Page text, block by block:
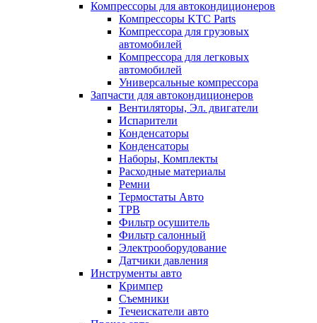
Компрессоры для автокондиционеров
Компрессоры KTC Parts
Компрессора для грузовых
автомобилей
Компрессора для легковых
автомобилей
Универсальные компрессора
Запчасти для автокондиционеров
Вентиляторы, Эл. двигатели
Испарители
Конденсаторы
Конденсаторы
Наборы, Комплекты
Расходные материалы
Ремни
Термостаты Авто
ТРВ
Фильтр осушитель
Фильтр салонный
Электрооборудование
Датчики давления
Инструменты авто
Кримпер
Съемники
Течеискатели авто